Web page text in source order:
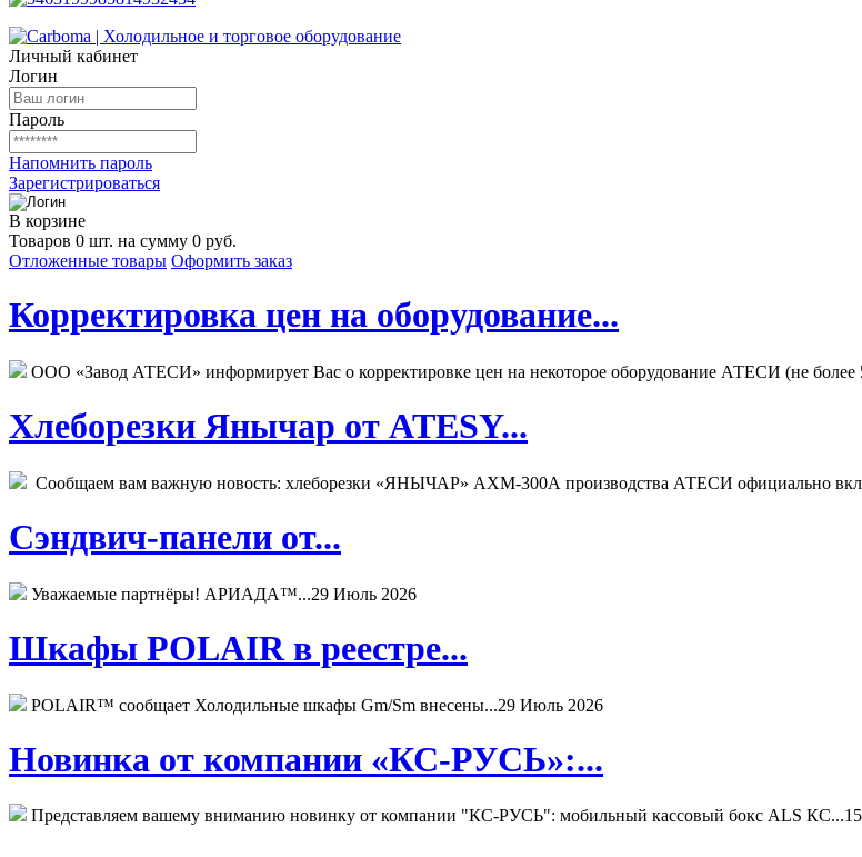
Личный кабинет
Логин
Пароль
Напомнить пароль
Зарегистрироваться
В корзине
Товаров 0 шт. на сумму 0 руб.
Отложенные товары Оформить заказ
Корректировка цен на оборудование...
ООО «Завод АТЕСИ» информирует Вас о корректировке цен на некоторое оборудование АТЕСИ (не более
Хлеборезки Янычар от ATESY...
Сообщаем вам важную новость: хлеборезки «ЯНЫЧАР» АХМ-300А производства АТЕСИ официально
Сэндвич-панели от...
Уважаемые партнёры! АРИАДА™...29 Июль 2026
Шкафы POLAIR в реестре...
POLAIR™ сообщает Холодильные шкафы Gm/Sm внесены...29 Июль 2026
Новинка от компании «КС-РУСЬ»:...
Представляем вашему вниманию новинку от компании "КС-РУСЬ": мобильный кассовый бокс ALS КС...